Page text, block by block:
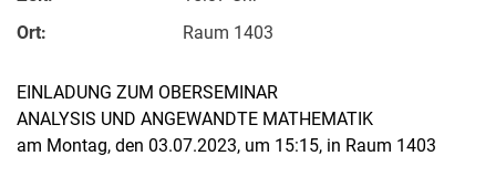
Ort:
Raum 1403
EINLADUNG ZUM OBERSEMINAR
ANALYSIS UND ANGEWANDTE MATHEMATIK
am Montag, den 03.07.2023, um 15:15, in Raum 1403